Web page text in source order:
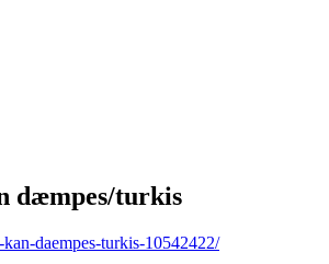
dæmpes/turkis
daempes-turkis-10542422/